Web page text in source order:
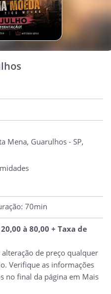
Mena, Guarulhos - SP,
70min
à 80,00 + Taxa de
de preço qualquer
Verifique as informações
no final da página em Mais